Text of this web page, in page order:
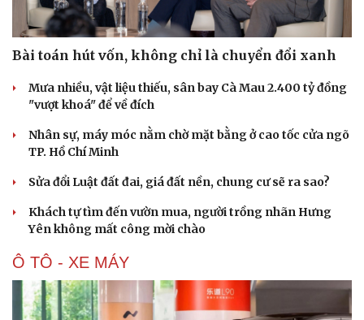
Văn hóa
Sân khấu - Điện ảnh
Di sản
Nghệ sĩ
Thời trang
Bài toán hút vốn, không chỉ là chuyển đổi xanh
Mưa nhiều, vật liệu thiếu, sân bay Cà Mau 2.400 tỷ đồng
"vượt khoá" để về đích
Nhân sự, máy móc nằm chờ mặt bằng ở cao tốc cửa ngõ
TP. Hồ Chí Minh
Sửa đổi Luật đất đai, giá đất nền, chung cư sẽ ra sao?
Khách tự tìm đến vườn mua, người trồng nhãn Hưng
Yên không mất công mời chào
Ô TÔ - XE MÁY